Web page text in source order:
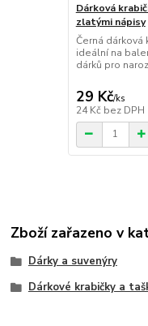
Dárková
zlatými nápisy
Černá dárková
ideální na
dárků pro
29 Kč/ks
24 Kč bez DPH
Zboží zařazeno v
Dárky a suvenýry
Dárkové krabičky a